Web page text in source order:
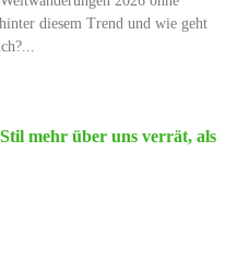
diesem Trend und wie geht